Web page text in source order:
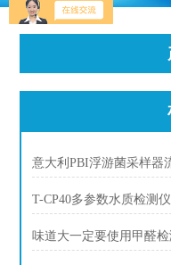
T-CP40多参数水质检测
味道大一定要使用甲醛检